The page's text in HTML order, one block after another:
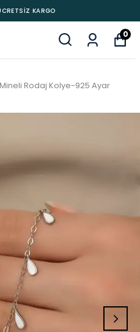
KARGO
0
Rodaj Kolye-925 Ayar